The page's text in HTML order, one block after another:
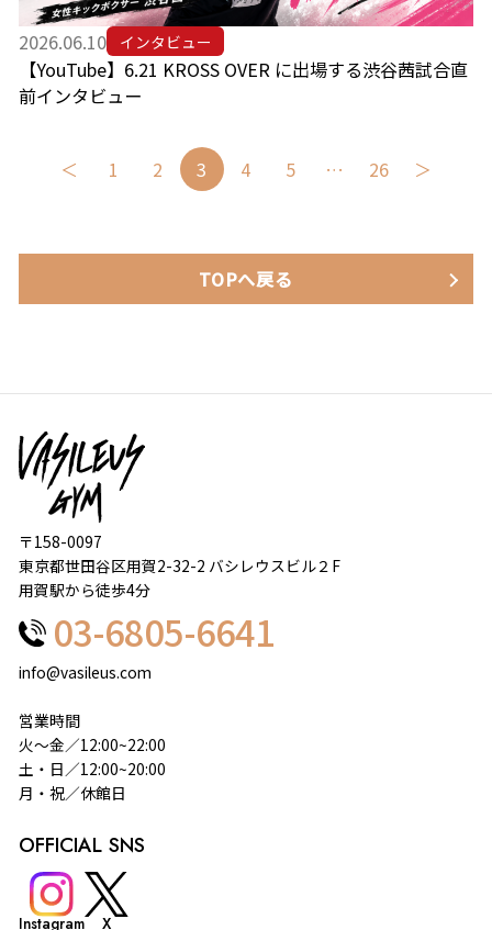
2026.06.10 インタビュー
【YouTube】6.21 KROSS OVER に出場する渋谷茜試合直
前インタビュー
＜ 1 2 3 4 5 … 26 ＞
TOPへ戻る
〒158-0097
東京都世田谷区用賀2-32-2 バシレウスビル２F
用賀駅から徒歩4分
03-6805-6641
info@vasileus.com
営業時間
火～金／12:00~22:00
土・日／12:00~20:00
月・祝／休館日
OFFICIAL SNS
Instagram X